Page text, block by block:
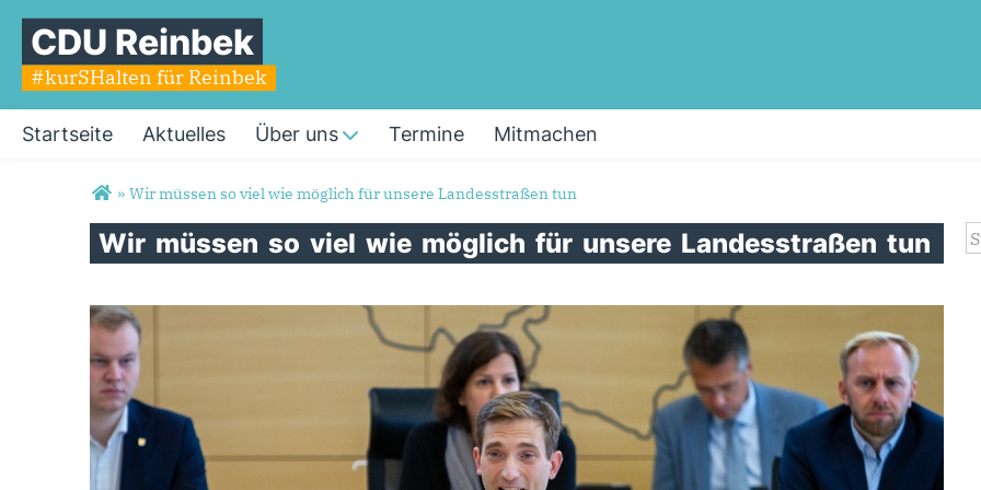
CDU Reinbek
#kurSHalten für Reinbek
Startseite Aktuelles Über uns Termine Mitmachen
Sie sind hier
» Wir müssen so viel wie möglich für unsere Landesstraßen tun
Wir müssen so viel wie möglich für unsere Landesstraßen tun